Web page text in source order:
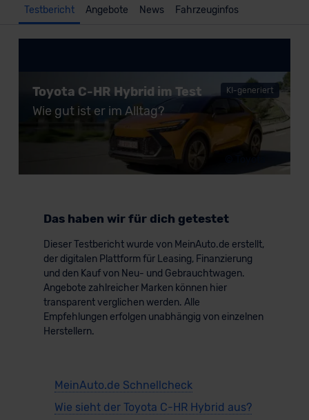
Testbericht Angebote News Fahrzeuginfos
KI-generiert
© Toyota
Toyota C-HR Hybrid im Test
Wie gut ist er im Alltag?
Das haben wir für dich getestet
Dieser Testbericht wurde von MeinAuto.de erstellt,
der digitalen Plattform für Leasing, Finanzierung
und den Kauf von Neu- und Gebrauchtwagen.
Angebote zahlreicher Marken können hier
transparent verglichen werden. Alle
Empfehlungen erfolgen unabhängig von einzelnen
Herstellern.
MeinAuto.de Schnellcheck
Wie sieht der Toyota C-HR Hybrid aus?